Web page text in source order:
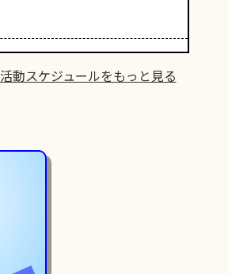
活動スケジュールをもっと見る